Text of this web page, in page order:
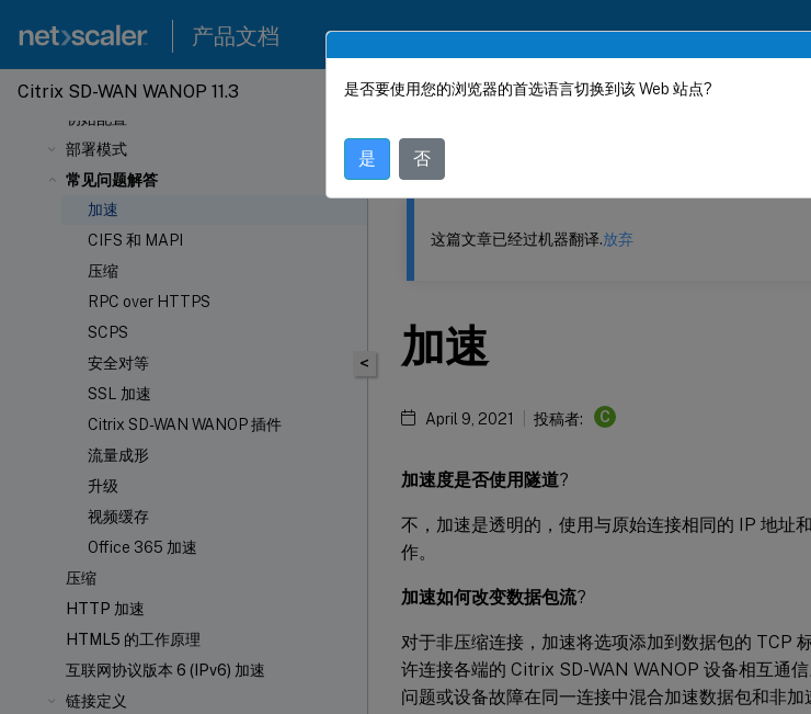
产品文档
Citrix SD-WAN WANOP 11.3
关于 Citrix SD-WAN WANOP
开始使用 Citrix SD-WAN WANOP
SD-WAN WANOP 升级过程
初始配置
部署模式
常见问题解答
加速
CIFS 和 MAPI
压缩
RPC over HTTPS
SCPS
安全对等
SSL 加速
Citrix SD-WAN WANOP 插件
流量成形
升级
视频缓存
Office 365 加速
压缩
HTTP 加速
HTML5 的工作原理
互联网协议版本 6 (IPv6) 加速
链接定义
此内容已经过机器动态翻译。
<
这篇文章已经过机器翻译.放弃
加速
April 9, 2021 投稿者: C
加速度是否使用隧道?
不，加速是透明的，使用与原始连接相同的 IP 地址
作。
加速如何改变数据包流?
对于非压缩连接，加速将选项添加到数据包的 TCP
许连接各端的 Citrix SD-WAN WANOP 设备相互通
问题或设备故障在同一连接中混合加速数据包和非加
是否要使用您的浏览器的首选语言切换到该 Web 站点?
是 否